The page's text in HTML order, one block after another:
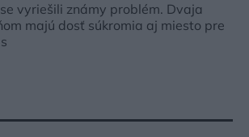
vyriešili známy problém. Dvaja
majú dosť súkromia aj miesto pre